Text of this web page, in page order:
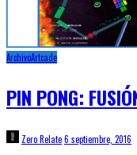
ArchivoArtcade
PIN PONG:
Zero Relate6 septiembre, 2016